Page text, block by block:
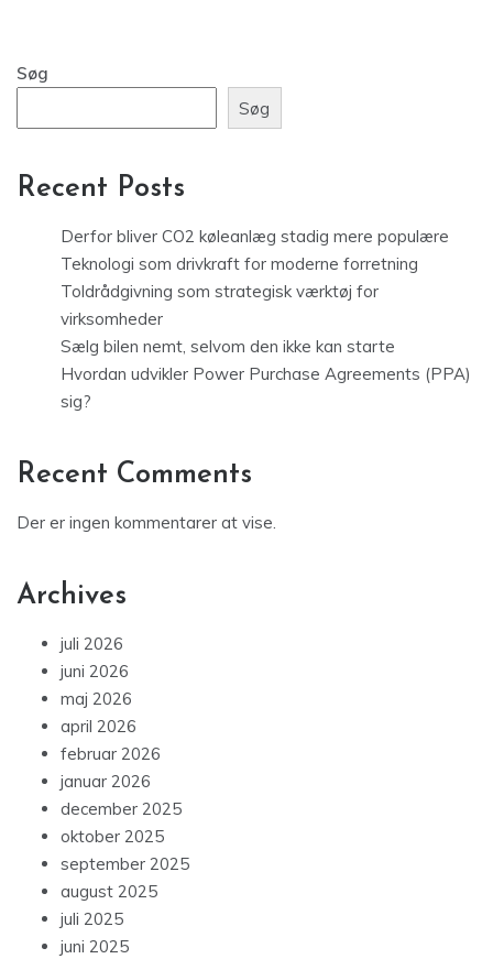
Søg
Søg
Recent Posts
Derfor bliver CO2 køleanlæg stadig mere populære
Teknologi som drivkraft for moderne forretning
Toldrådgivning som strategisk værktøj for
virksomheder
Sælg bilen nemt, selvom den ikke kan starte
Hvordan udvikler Power Purchase Agreements (PPA)
sig?
Recent Comments
Der er ingen kommentarer at vise.
Archives
juli 2026
juni 2026
maj 2026
april 2026
februar 2026
januar 2026
december 2025
oktober 2025
september 2025
august 2025
juli 2025
juni 2025